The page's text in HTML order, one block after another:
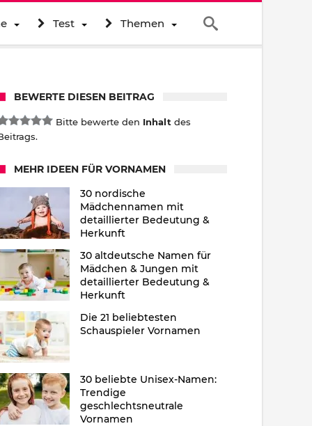
Test Themen
BEWERTE DIESEN BEITRAG
Bitte bewerte den Inhalt des
MEHR IDEEN FÜR VORNAMEN
30 nordische
Mädchennamen mit
detaillierter Bedeutung &
Herkunft
30 altdeutsche Namen für
Mädchen & Jungen mit
detaillierter Bedeutung &
Herkunft
Die 21 beliebtesten
Schauspieler Vornamen
30 beliebte Unisex-Namen:
Trendige
geschlechtsneutrale
Vornamen